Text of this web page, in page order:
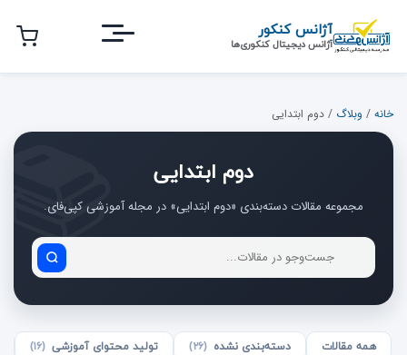
محتوای
اصلی
آژانس کنکور
آژانس دیجیتال کنکوری‌ها
خانه / وبلاگ / دوم ابتدایی
دوم ابتدایی
مجموعه مقالات دسته‌بندی «دوم ابتدایی» در مجله آموزشی کپی‌فای.
جست‌وجو
در
همه مقالات دسته‌بندی نشده (۲۶) تولید محتوای آموزشی (۱۶)